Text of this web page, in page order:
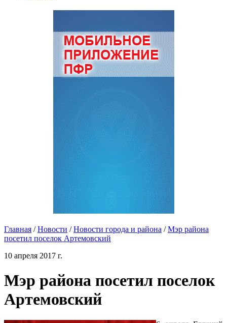
Главная / Новости / Новости города и района / Мэр района
посетил поселок Артемовский
10 апреля 2017 г.
Мэр района посетил поселок
Артемовский